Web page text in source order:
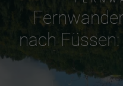
nach